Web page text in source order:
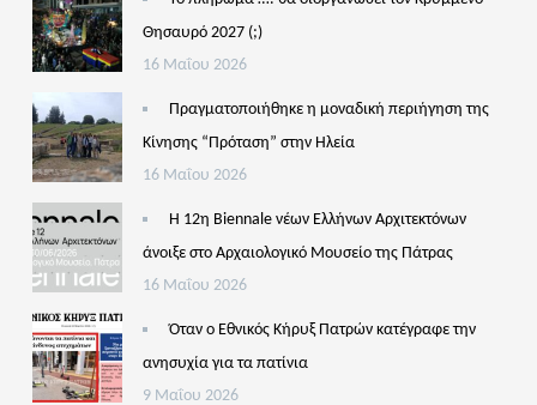
Θησαυρό 2027 (;)
16 Μαΐου 2026
Πραγματοποιήθηκε η μοναδική περιήγηση της
Κίνησης “Πρόταση” στην Ηλεία
16 Μαΐου 2026
Η 12η Biennale νέων Ελλήνων Αρχιτεκτόνων
άνοιξε στο Αρχαιολογικό Μουσείο της Πάτρας
16 Μαΐου 2026
Όταν ο Εθνικός Κήρυξ Πατρών κατέγραφε την
ανησυχία για τα πατίνια
9 Μαΐου 2026